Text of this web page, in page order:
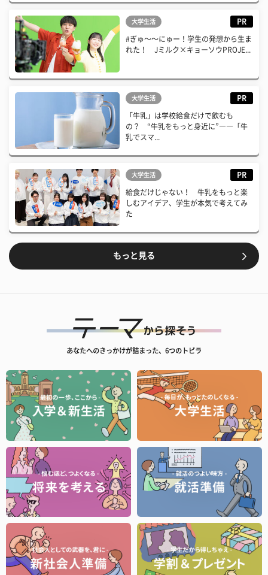
大学生活 PR
#ぎゅ〜〜にゅー！学生の発想から生ま
れた！ Jミルク×キョーソウPROJE...
大学生活 PR
「牛乳」は学校給食だけで飲むも
の？ “牛乳をもっと身近に”――「牛
乳でスマ...
大学生活 PR
給食だけじゃない！ 牛乳をもっと楽
しむアイデア、学生が本気で考えてみ
た
もっと見る
あなたへのきっかけが詰まった、6つのトビラ